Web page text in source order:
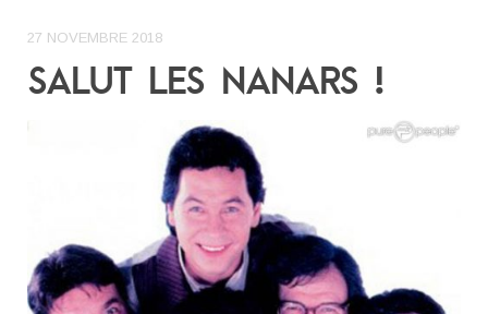
27 NOVEMBRE 2018
SALUT LES NANARS !